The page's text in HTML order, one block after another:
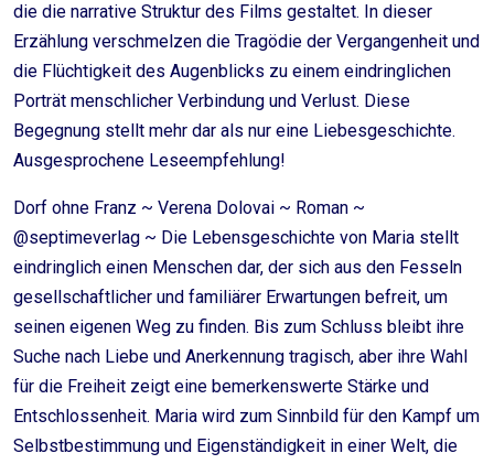
die die narrative Struktur des Films gestaltet. In dieser
Erzählung verschmelzen die Tragödie der Vergangenheit und
die Flüchtigkeit des Augenblicks zu einem eindringlichen
Porträt menschlicher Verbindung und Verlust. Diese
Begegnung stellt mehr dar als nur eine Liebesgeschichte.
Ausgesprochene Leseempfehlung!
Dorf ohne Franz ~ Verena Dolovai ~ Roman ~
@septimeverlag ~ Die Lebensgeschichte von Maria stellt
eindringlich einen Menschen dar, der sich aus den Fesseln
gesellschaftlicher und familiärer Erwartungen befreit, um
seinen eigenen Weg zu finden. Bis zum Schluss bleibt ihre
Suche nach Liebe und Anerkennung tragisch, aber ihre Wahl
für die Freiheit zeigt eine bemerkenswerte Stärke und
Entschlossenheit. Maria wird zum Sinnbild für den Kampf um
Selbstbestimmung und Eigenständigkeit in einer Welt, die